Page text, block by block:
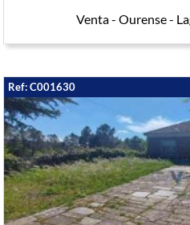
Venta - Ourense -
Ref: C001630